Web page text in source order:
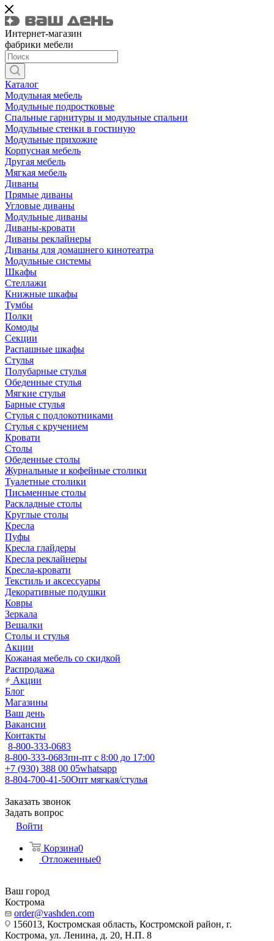
Интернет-магазин
фабрики мебели
Каталог
Модульная мебель
Модульные подростковые
Спальные гарнитуры и модульные спальни
Модульные стенки в гостиную
Модульные прихожие
Корпусная мебель
Другая мебель
Мягкая мебель
Диваны
Прямые диваны
Угловые диваны
Модульные диваны
Диваны-кровати
Диваны реклайнеры
Диваны для домашнего кинотеатра
Модульные системы
Шкафы
Стеллажи
Книжные шкафы
Тумбы
Полки
Комоды
Секции
Распашные шкафы
Стулья
Полубарные стулья
Обеденные стулья
Мягкие стулья
Барные стулья
Стулья с подлокотниками
Стулья с кручением
Кровати
Столы
Обеденные столы
Журнальные и кофейные столики
Туалетные столики
Письменные столы
Раскладные столы
Круглые столы
Кресла
Пуфы
Кресла глайдеры
Кресла реклайнеры
Кресла-кровати
Текстиль и аксессуары
Декоративные подушки
Ковры
Зеркала
Вешалки
Столы и стулья
Акции
Кожаная мебель со скидкой
Распродажа
Акции
Блог
Магазины
Ваш день
Вакансии
Контакты
8-800-333-0683
8-800-333-0683пн-пт с 8:00 до 17:00
+7 (930) 388 00 05whatsapp
8-804-700-41-50Опт мягкая/стулья
Заказать звонок
Задать вопрос
Войти
Корзина0
Отложенные0
Ваш город
Кострома
order@vashden.com
156013, Костромская область, Костромской район, г.
Кострома, ул. Ленина, д. 20, Н.П. 8